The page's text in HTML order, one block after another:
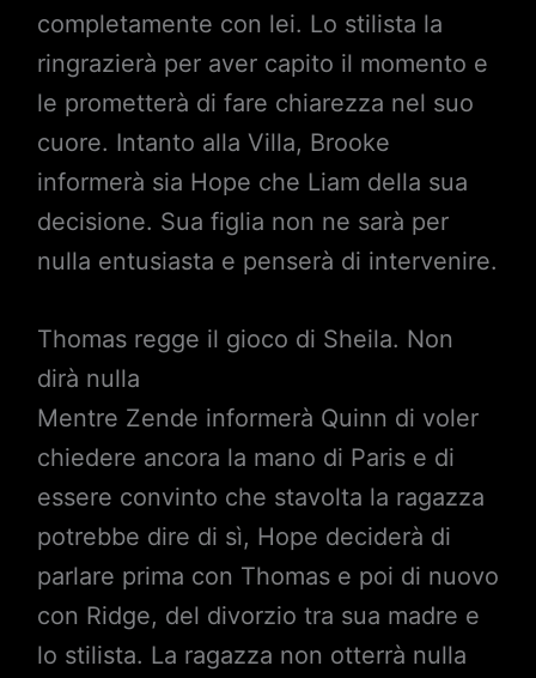
completamente con lei. Lo stilista la
ringrazierà per aver capito il momento e
le prometterà di fare chiarezza nel suo
cuore. Intanto alla Villa, Brooke
informerà sia Hope che Liam della sua
decisione. Sua figlia non ne sarà per
nulla entusiasta e penserà di intervenire.
Thomas regge il gioco di Sheila. Non
dirà nulla
Mentre Zende informerà Quinn di voler
chiedere ancora la mano di Paris e di
essere convinto che stavolta la ragazza
potrebbe dire di sì, Hope deciderà di
parlare prima con Thomas e poi di nuovo
con Ridge, del divorzio tra sua madre e
lo stilista. La ragazza non otterrà nulla